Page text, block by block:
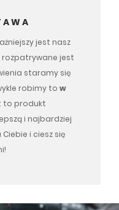
jest nasz
rozpatrywane jest
staramy się
robimy tow
to produkt
i najbardziej
i ciesz się